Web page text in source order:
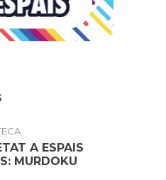
A ESPAIS
MURDOKU